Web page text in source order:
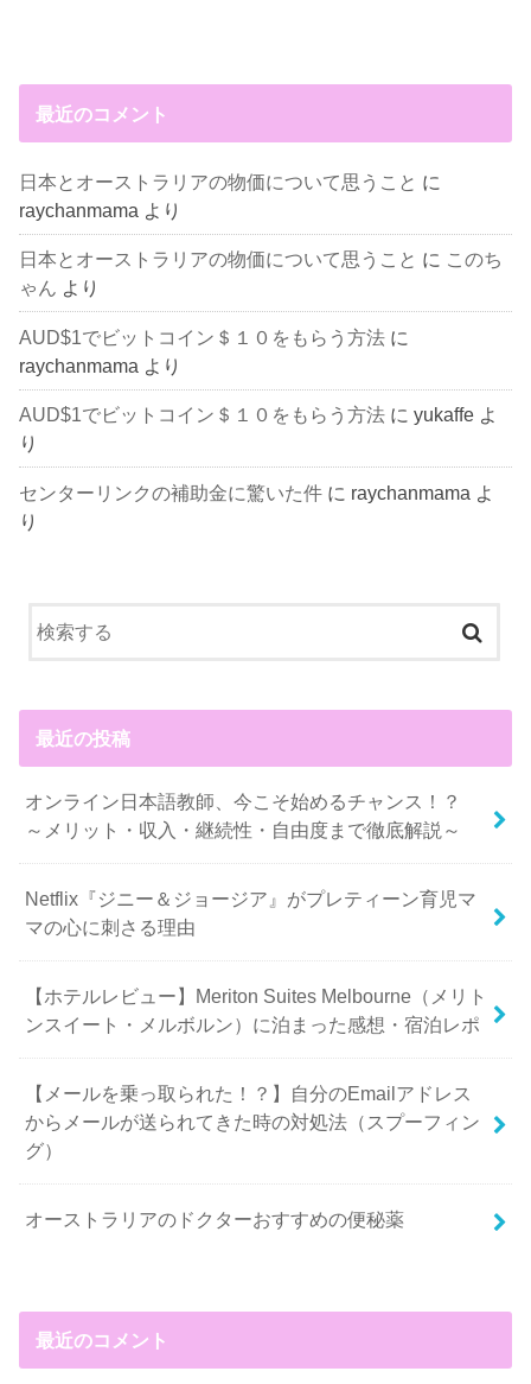
最近のコメント
日本とオーストラリアの物価について思うこと に
raychanmama より
日本とオーストラリアの物価について思うこと に このち
ゃん より
AUD$1でビットコイン＄１０をもらう方法 に
raychanmama より
AUD$1でビットコイン＄１０をもらう方法 にyukaffe よ
り
センターリンクの補助金に驚いた件 に raychanmama よ
り
最近の投稿
オンライン日本語教師、今こそ始めるチャンス！？
～メリット・収入・継続性・自由度まで徹底解説～
Netflix『ジニー＆ジョージア』がプレティーン育児マ
マの心に刺さる理由
【ホテルレビュー】Meriton Suites Melbourne（メリト
ンスイート・メルボルン）に泊まった感想・宿泊レポ
【メールを乗っ取られた！？】自分のEmailアドレス
からメールが送られてきた時の対処法（スプーフィン
グ）
オーストラリアのドクターおすすめの便秘薬
最近のコメント